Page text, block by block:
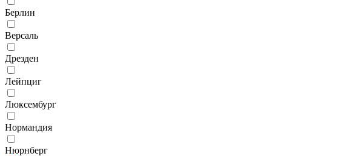
Берлин
Версаль
Дрезден
Лейпциг
Люксембург
Нормандия
Нюрнберг